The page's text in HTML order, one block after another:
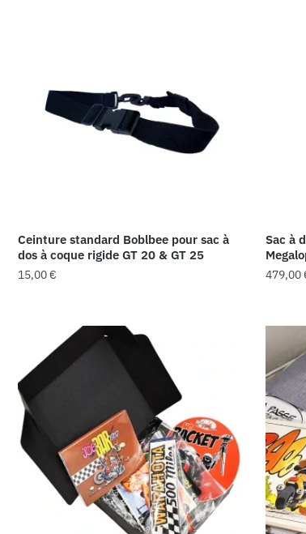
Ceinture standard Boblbee pour sac à
dos à coque rigide GT 20 & GT 25
15,00€
Sac à
479,00